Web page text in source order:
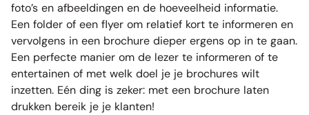
foto’s en afbeeldingen en de hoeveelheid informatie.
Een folder of een flyer om relatief kort te informeren en
vervolgens in een brochure dieper ergens op in te gaan.
Een perfecte manier om de lezer te informeren of te
entertainen of met welk doel je je brochures wilt
inzetten. Eén ding is zeker: met een brochure laten
drukken bereik je je klanten!